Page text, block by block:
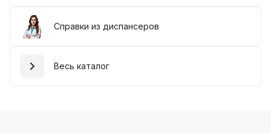
Справки из диспансеров
Весь каталог